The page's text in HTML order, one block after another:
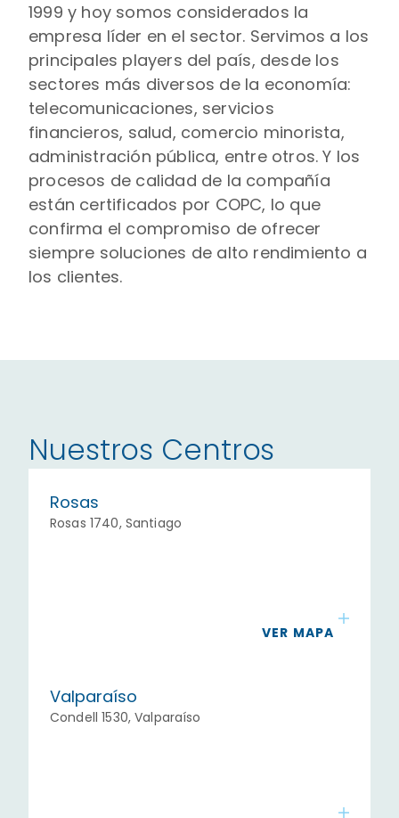
1999 y hoy somos considerados la
empresa líder en el sector. Servimos a los
principales players del país, desde los
sectores más diversos de la economía:
telecomunicaciones, servicios
financieros, salud, comercio minorista,
administración pública, entre otros. Y los
procesos de calidad de la compañía
están certificados por COPC, lo que
confirma el compromiso de ofrecer
siempre soluciones de alto rendimiento a
los clientes.
Nuestros Centros
Rosas
Rosas 1740, Santiago
VER MAPA
Valparaíso
Condell 1530, Valparaíso